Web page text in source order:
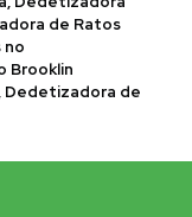
de Ratos
no
Brooklin
Dedetizadora de